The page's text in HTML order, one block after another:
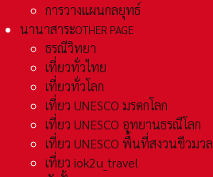
การวางแผนกลยุทธ์
นานาสาระOTHER PAGE
ธรณีวิทยา
เที่ยวทั่วไทย
เที่ยวทั่วโลก
เที่ยว UNESCO มรดกโลก
เที่ยว UNESCO อุทยานธรณีโลก
เที่ยว UNESCO พื้นที่สงวนชีวมวล
เที่ยว iok2u_travel